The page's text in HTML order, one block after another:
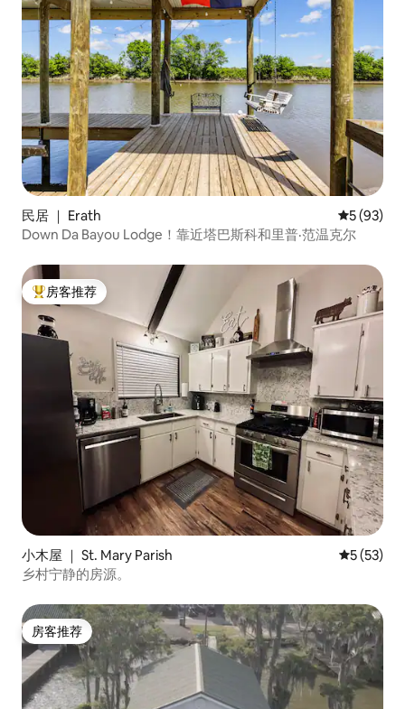
民居 ｜ Erath 平均评分
5 (93)
Down Da Bayou Lodge！靠近塔巴斯科和里普·范温克尔
热门「房客推荐」
房客推荐
小木屋 ｜ St. Mary Parish 平均评分
5 (53)
乡村宁静的房源。
房客推荐
房客推荐